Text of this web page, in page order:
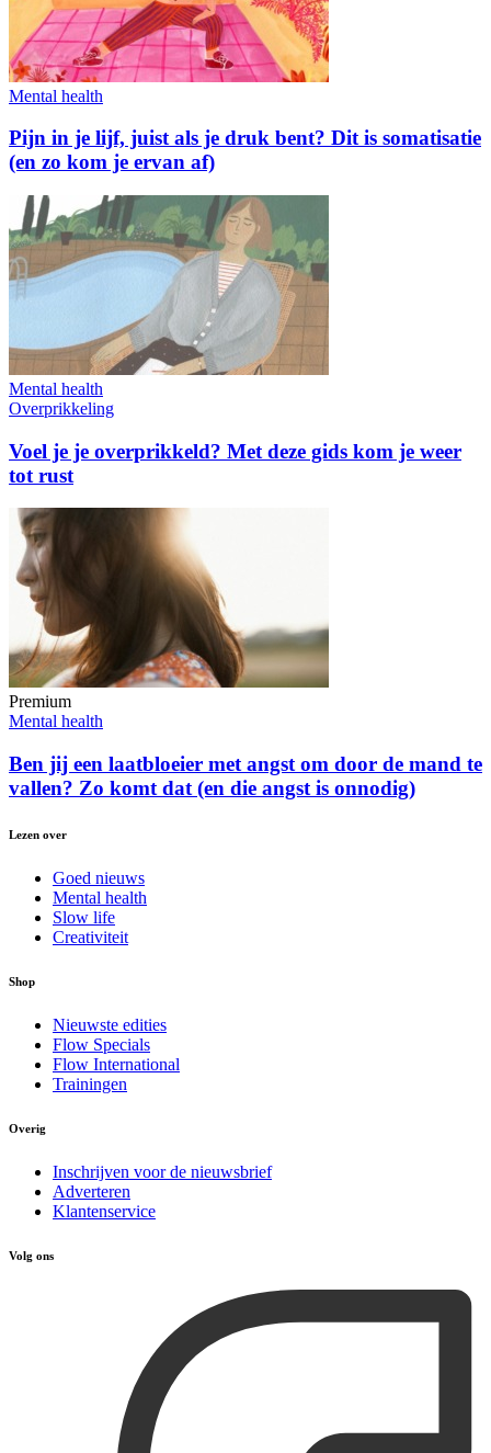
Mental health
Pijn in je lijf, juist als je druk bent? Dit is somatisatie
(en zo kom je ervan af)
Mental health
Overprikkeling
Voel je je overprikkeld? Met deze gids kom je weer
tot rust
Premium
Mental health
Ben jij een laatbloeier met angst om door de mand te
vallen? Zo komt dat (en die angst is onnodig)
Lezen over
Goed nieuws
Mental health
Slow life
Creativiteit
Shop
Nieuwste edities
Flow Specials
Flow International
Trainingen
Overig
Inschrijven voor de nieuwsbrief
Adverteren
Klantenservice
Volg ons